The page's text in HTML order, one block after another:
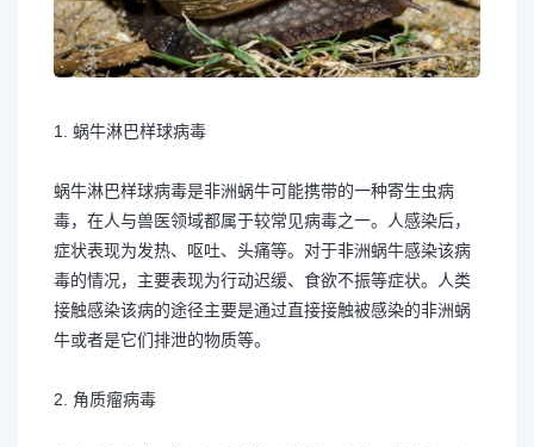
1. 蜗牛淋巴样球病毒
蜗牛淋巴样球病毒是非洲蜗牛可能携带的一种寄生虫病
毒，在人与兽医领域都属于较常见病毒之一。人感染后，
症状表现为发热、呕吐、头痛等。对于非洲蜗牛感染该病
毒的情况，主要表现为行动迟缓、食欲不振等症状。人类
接触感染该病的途径主要是通过直接接触被感染的非洲蜗
牛或者是它们排泄的物质等。
2. 角质瘤病毒